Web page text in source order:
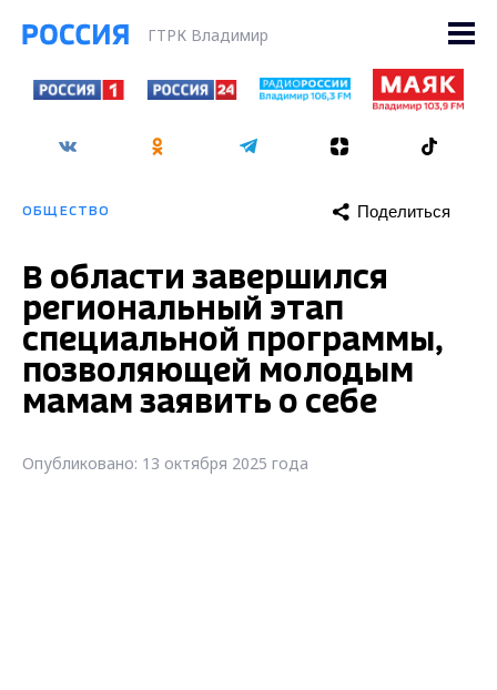
ГТРК Владимир
ОБЩЕСТВО Поделиться
В области завершился
региональный этап
специальной программы,
позволяющей молодым
мамам заявить о себе
Опубликовано: 13 октября 2025 года